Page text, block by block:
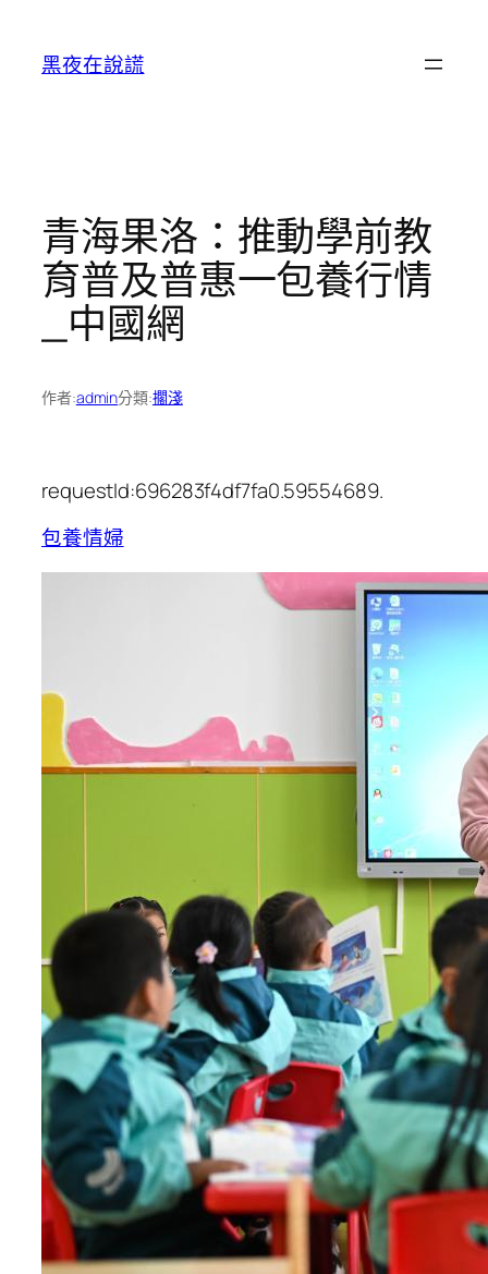
黑夜在說謊
青海果洛：推動學前教
育普及普惠一包養行情
_中國網
作者:admin分類:擱淺
requestId:696283f4df7fa0.59554689.
包養情婦